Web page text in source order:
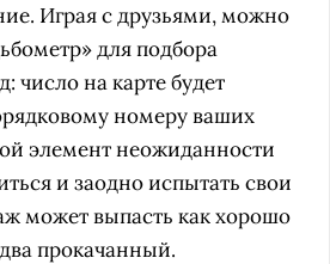
Играя с друзьями, можно
для подбора
число на карте будет
номеру ваших
элемент неожиданности
и заодно испытать свои
может выпасть как хорошо
прокачанный.